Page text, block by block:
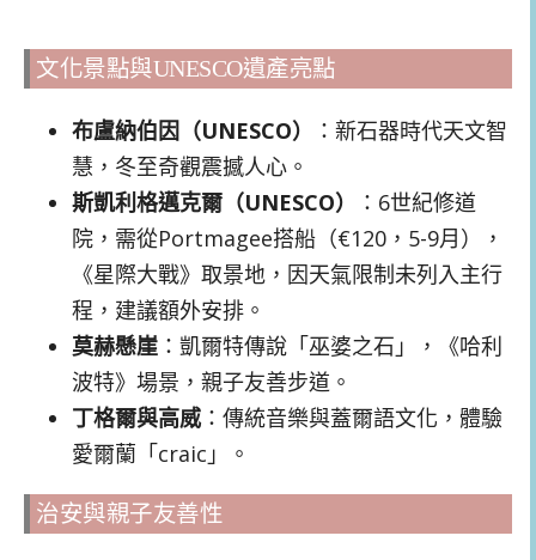
文化景點與UNESCO遺產亮點
布盧納伯因（UNESCO）
：新石器時代天文智
慧，冬至奇觀震撼人心。
斯凱利格邁克爾（UNESCO）
：6世紀修道
院，需從Portmagee搭船（€120，5-9月），
《星際大戰》取景地，因天氣限制未列入主行
程，建議額外安排。
莫赫懸崖 ：凱爾特傳說「巫婆之石」，《哈利
波特》場景，親子友善步道。
丁格爾與高威：傳統音樂與蓋爾語文化，體驗
愛爾蘭「craic」。
治安與親子友善性